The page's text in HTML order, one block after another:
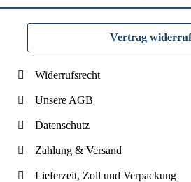
Vertrag
Widerrufsrecht
Unsere AGB
Datenschutz
Zahlung & Versand
Lieferzeit, Zoll und Verpackung